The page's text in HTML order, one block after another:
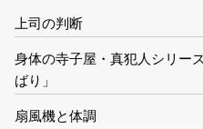
上司の判断
身体の寺子屋・真犯人シリー
ばり」
扇風機と体調